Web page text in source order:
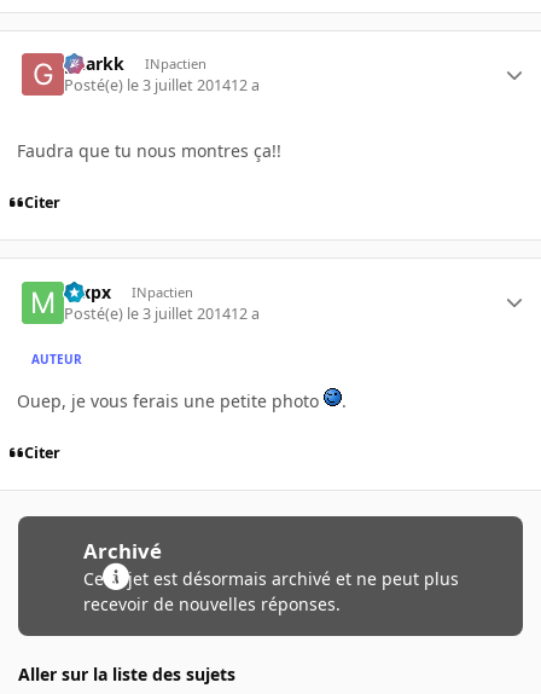
gnarkk INpactien
Posté(e) le 3 juillet 201412 a
Faudra que tu nous montres ça!!
Citer
mxpx INpactien
Posté(e) le 3 juillet 201412 a
AUTEUR
Ouep, je vous ferais une petite photo .
Citer
Archivé
Ce sujet est désormais archivé et ne peut plus
recevoir de nouvelles réponses.
Aller sur la liste des sujets